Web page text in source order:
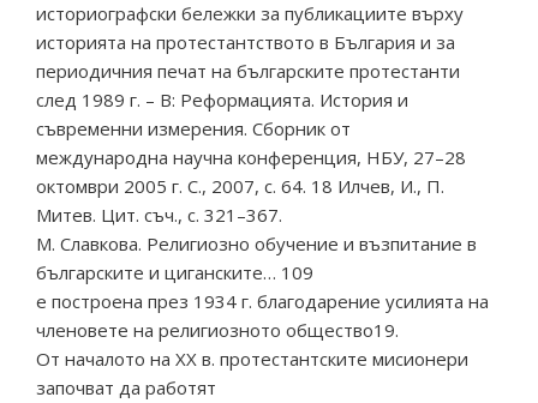
историографски бележки за публикациите върху
историята на протестантството в България и за
периодичния печат на българските протестанти
след 1989 г. – В: Реформацията. История и
съвременни измерения. Сборник от
международна научна конференция, НБУ, 27–28
октомври 2005 г. С., 2007, с. 64. 18 Илчев, И., П.
Митев. Цит. съч., с. 321–367.
М. Славкова. Религиозно обучение и възпитание в
българските и циганските… 109
е построена през 1934 г. благодарение усилията на
членовете на религиозното общество19.
От началото на XX в. протестантските мисионери
започват да работят